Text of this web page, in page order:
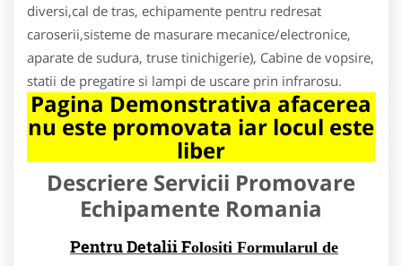
diversi,cal de tras, echipamente pentru redresat
caroserii,sisteme de masurare mecanice/electronice,
aparate de sudura, truse tinichigerie), Cabine de vopsire,
statii de pregatire si lampi de uscare prin infrarosu.
Pagina Demonstrativa afacerea
nu este promovata iar locul este
liber
Descriere Servicii Promovare
Echipamente Romania
Pentru Detalii Folositi Formularul de